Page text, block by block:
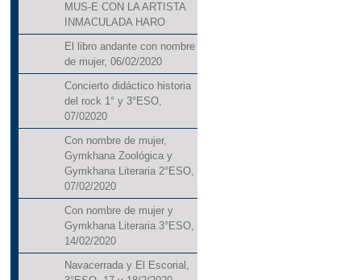
MUS-E CON LA ARTISTA
INMACULADA HARO
El libro andante con nombre
de mujer, 06/02/2020
Concierto didáctico historia
del rock 1° y 3°ESO,
07/02020
Con nombre de mujer,
Gymkhana Zoológica y
Gymkhana Literaria 2°ESO,
07/02/2020
Con nombre de mujer y
Gymkhana Literaria 3°ESO,
14/02/2020
Navacerrada y El Escorial,